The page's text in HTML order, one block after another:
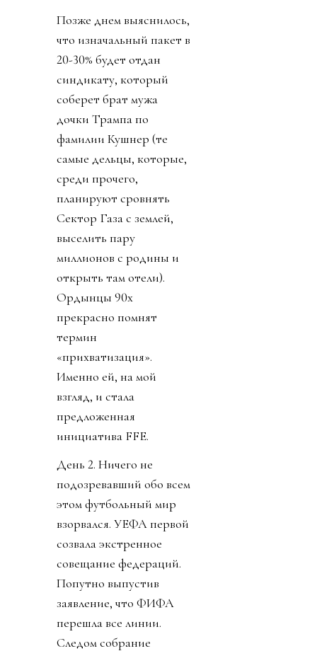
Позже днем выяснилось,
что изначальный пакет в
20-30% будет отдан
синдикату, который
соберет брат мужа
дочки Трампа по
фамилии Кушнер (те
самые дельцы, которые,
среди прочего,
планируют сровнять
Сектор Газа с землей,
выселить пару
миллионов с родины и
открыть там отели).
Ордынцы 90х
прекрасно помнят
термин
«прихватизация».
Именно ей, на мой
взгляд, и стала
предложенная
инициатива FFE.
День 2. Ничего не
подозревавший обо всем
этом футбольный мир
взорвался. УЕФА первой
созвала экстренное
совещание федераций.
Попутно выпустив
заявление, что ФИФА
перешла все линии.
Следом собрание